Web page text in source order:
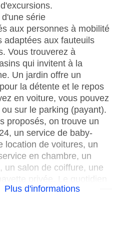
série
aux personnes à mobilité
adaptées aux fauteuils
Vous trouverez à
qui invitent à la
Un jardin offre un
la détente et le repos
en voiture, vous pouvez
sur le parking (payant).
proposés, on trouve un
un service de baby-
location de voitures, un
en chambre, un
un salon de coiffure, une
privée. Le quotidien
disposition des clients.
Plus d'informations